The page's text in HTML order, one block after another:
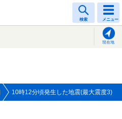
検索 メニュー
現在地
10時12分頃発生した地震(最大震度3)